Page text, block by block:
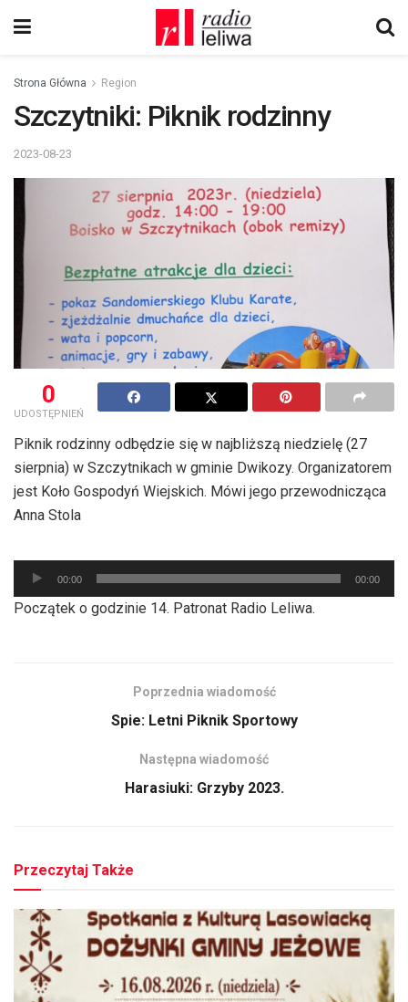
Strona Główna Region
Szczytniki: Piknik rodzinny
2023-08-23
0
UDOSTĘPNIEŃ
Piknik rodzinny odbędzie się w najbliższą niedzielę (27
sierpnia) w Szczytnikach w gminie Dwikozy. Organizatorem
jest Koło Gospodyń Wiejskich. Mówi jego przewodnicząca
Anna Stola
Odtwarzacz
plików
dźwiękowych
00:00 00:00
Początek o godzinie 14. Patronat Radio Leliwa.
Poprzednia wiadomość
Spie: Letni Piknik Sportowy
Następna wiadomość
Harasiuki: Grzyby 2023.
Przeczytaj Także